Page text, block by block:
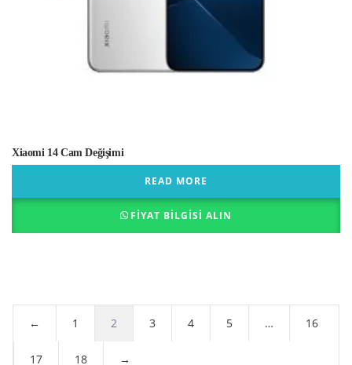
Xiaomi 14 Cam Değişimi
READ MORE
FIYAT BILGISI ALIN
← 1 2 3 4 5 … 16
17 18 →